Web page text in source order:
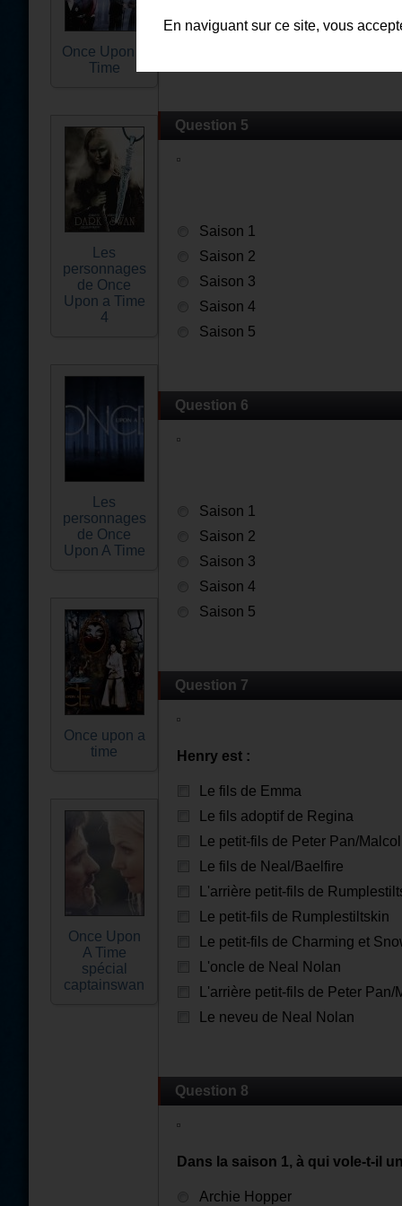
Once Upon a
Time
Les
personnages
de Once
Upon a Time
4
Les
personnages
de Once
Upon A Time
Once upon a
time
Once Upon
A Time
spécial
captainswan
Saison 4
Question 5
Saison 1
Saison 2
Saison 3
Saison 4
Saison 5
Question 6
Saison 1
Saison 2
Saison 3
Saison 4
Saison 5
Question 7
Henry est :
Le fils de Emma
Le fils adoptif de Regina
Le petit-fils de Peter Pan/
Le fils de Neal/Baelfire
L'arrière petit-fils de
Le petit-fils de Rumplestiltskin
Le petit-fils de Charming et
L'oncle de Neal Nolan
L'arrière petit-fils de Peter Pan/
Le neveu de Neal Nolan
Question 8
Dans la saison 1, à qui vole-t-il
Archie Hopper
En naviguant sur ce site, vous